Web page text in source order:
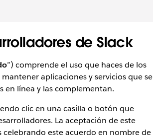
de Slack
”) comprende el uso que haces de los
aplicaciones y servicios que se
en línea y las complementan.
clic en una casilla o botón que
La aceptación de este
celebrando este acuerdo en nombre de